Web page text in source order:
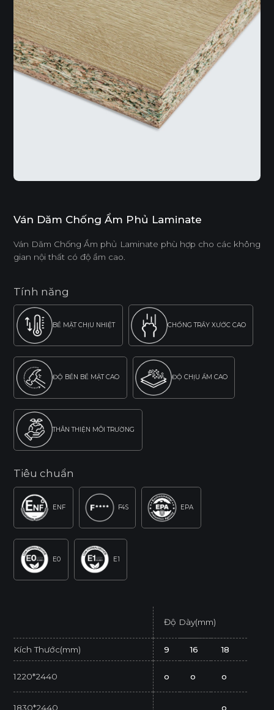
Ván Dăm Chống Ẩm Phủ Laminate
Ván Dăm Chống Ẩm phủ Laminate phù hợp cho các không
gian nội thất có độ ẩm cao.
Tính năng
BỀ MẶT CHỊU NHIỆT CHỐNG TRẦY XƯỚC CAO
ĐỘ BỀN BỀ MẶT CAO ĐỘ CHỊU ẨM CAO
THÂN THIỆN MÔI TRƯỜNG
Tiêu chuẩn
ENF F4S EPA
E0 E1
Độ Dày(mm)
Kích Thước(mm) 9 16 18
1220*2440 o o o
1830*2440 o